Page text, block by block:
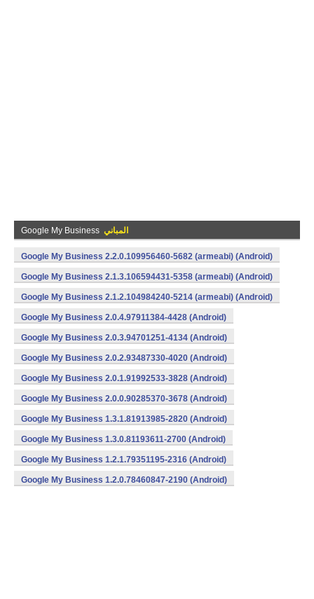
Google My Business المباني
Google My Business 2.2.0.109956460-5682 (armeabi) (Android)
Google My Business 2.1.3.106594431-5358 (armeabi) (Android)
Google My Business 2.1.2.104984240-5214 (armeabi) (Android)
Google My Business 2.0.4.97911384-4428 (Android)
Google My Business 2.0.3.94701251-4134 (Android)
Google My Business 2.0.2.93487330-4020 (Android)
Google My Business 2.0.1.91992533-3828 (Android)
Google My Business 2.0.0.90285370-3678 (Android)
Google My Business 1.3.1.81913985-2820 (Android)
Google My Business 1.3.0.81193611-2700 (Android)
Google My Business 1.2.1.79351195-2316 (Android)
Google My Business 1.2.0.78460847-2190 (Android)